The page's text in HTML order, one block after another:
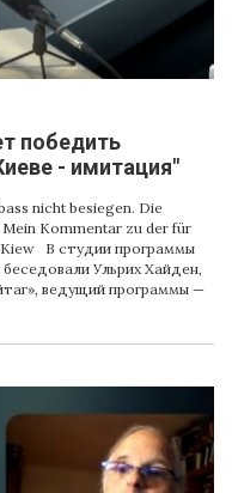
победить
- имитация"
nicht besiegen. Die
Kommentar zu der für
Kiew В студии программы
Ульрих Хайден,
ведущий программы —